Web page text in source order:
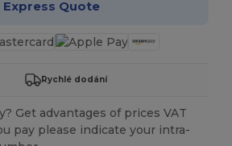
Express Quote
Rychlé dodání
Get advantages of prices VAT
pay please indicate your intra-